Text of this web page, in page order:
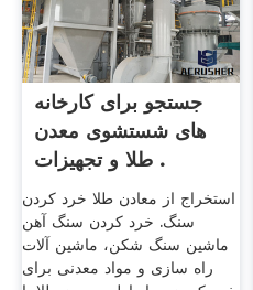
جستجو برای کارخانه
های شستشوی معدن
طلا و تجهیزات .
استخراج از معادن طلا خرد کردن
سنگ. خرد کردن سنگ آهن
ماشین سنگ شکن، ماشین آلات
راه سازی و مواد معدنی برای